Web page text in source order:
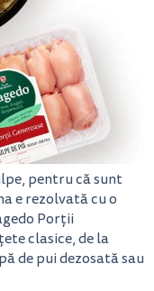
pentru că sunt
e rezolvată cu o
Porții
clasice, de la
de pui dezosată sau